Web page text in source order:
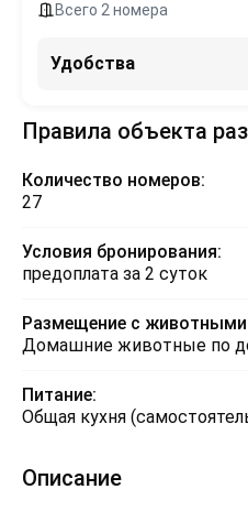
Всего 2 номера
Удобства
Правила объекта
Количество номеров:
27
Условия бронирования:
предоплата за 2 суток
Размещение с
Домашние животные по
Питание:
Общая кухня
Описание